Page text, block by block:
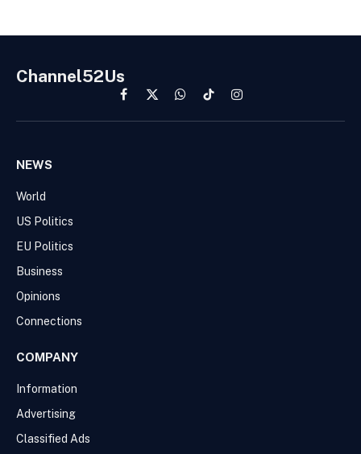
Channel52Us
Facebook
X
(Twitter)
WhatsApp
TikTokInstagram
NEWS
World
US Politics
EU Politics
Business
Opinions
Connections
COMPANY
Information
Advertising
Classified Ads